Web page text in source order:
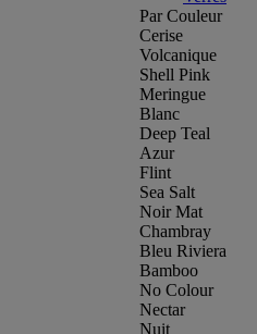
Par Couleur
Cerise
Volcanique
Shell Pink
Meringue
Blanc
Deep Teal
Azur
Flint
Sea Salt
Noir Mat
Chambray
Bleu Riviera
Bamboo
No Colour
Nectar
Nuit